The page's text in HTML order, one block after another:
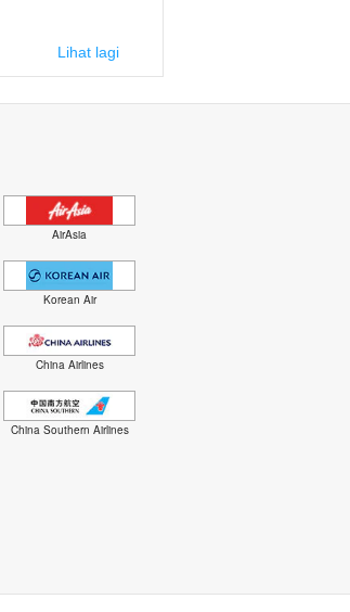
Lihat lagi
AirAsia
Korean Air
China Airlines
China Southern Airlines